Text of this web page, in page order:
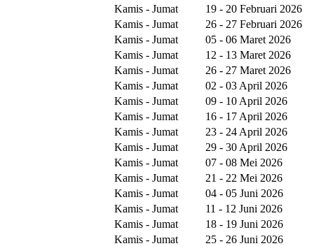
Kamis - Jumat
19 - 20 Februari 2026
Kamis - Jumat
26 - 27 Februari 2026
Kamis - Jumat
05 - 06 Maret 2026
Kamis - Jumat
12 - 13 Maret 2026
Kamis - Jumat
26 - 27 Maret 2026
Kamis - Jumat
02 - 03 April 2026
Kamis - Jumat
09 - 10 April 2026
Kamis - Jumat
16 - 17 April 2026
Kamis - Jumat
23 - 24 April 2026
Kamis - Jumat
29 - 30 April 2026
Kamis - Jumat
07 - 08 Mei 2026
Kamis - Jumat
21 - 22 Mei 2026
Kamis - Jumat
04 - 05 Juni 2026
Kamis - Jumat
11 - 12 Juni 2026
Kamis - Jumat
18 - 19 Juni 2026
Kamis - Jumat
25 - 26 Juni 2026